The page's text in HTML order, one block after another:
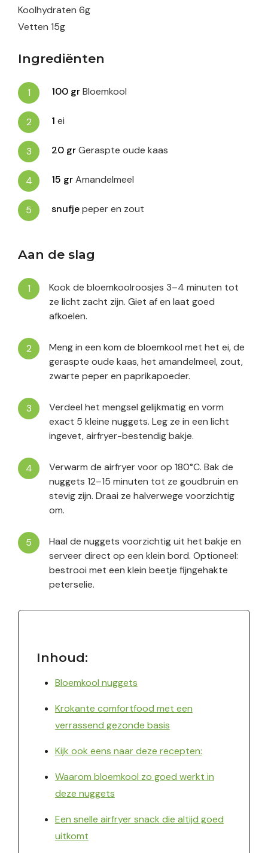
Koolhydraten 6g
Vetten 15g
Ingrediënten
100 grBloemkool
1 ei
20 grGeraspte oude kaas
15 grAmandelmeel
snufjepeper en zout
Aan de slag
Kook de bloemkoolroosjes 3–4 minuten tot
ze licht zacht zijn. Giet af en laat goed
afkoelen.
Meng in een kom de bloemkool met het ei, de
geraspte oude kaas, het amandelmeel, zout,
zwarte peper en paprikapoeder.
Verdeel het mengsel gelijkmatig en vorm
exact 5 kleine nuggets. Leg ze in een licht
ingevet, airfryer-bestendig bakje.
Verwarm de airfryer voor op 180°C. Bak de
nuggets 12–15 minuten tot ze goudbruin en
stevig zijn. Draai ze halverwege voorzichtig
om.
Haal de nuggets voorzichtig uit het bakje en
serveer direct op een klein bord. Optioneel:
bestrooi met een klein beetje fijngehakte
peterselie.
Inhoud:
Bloemkool nuggets
Krokante comfortfood met een
verrassend gezonde basis
Kijk ook eens naar deze recepten:
Waarom bloemkool zo goed werkt in
deze nuggets
Een snelle airfryer snack die altijd goed
uitkomt